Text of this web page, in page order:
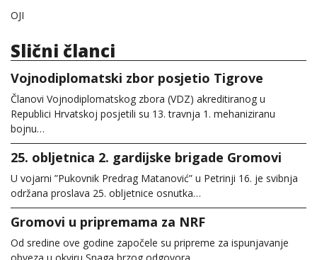
OJI
Slični članci
Vojnodiplomatski zbor posjetio Tigrove
Članovi Vojnodiplomatskog zbora (VDZ) akreditiranog u
Republici Hrvatskoj posjetili su 13. travnja 1. mehaniziranu
bojnu…
25. obljetnica 2. gardijske brigade Gromovi
U vojarni ”Pukovnik Predrag Matanović” u Petrinji 16. je svibnja
održana proslava 25. obljetnice osnutka…
Gromovi u pripremama za NRF
Od sredine ove godine započele su pripreme za ispunjavanje
obveza u okviru Snaga brzog odgovora…